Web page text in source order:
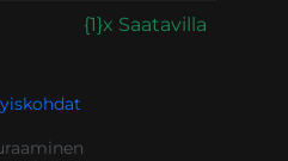
{1}x Saatavilla